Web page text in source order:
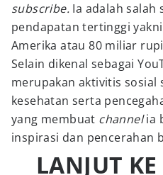
subscribe. Ia adalah salah
pendapatan tertinggi
Amerika atau 80 miliar
Selain dikenal sebagai
merupakan aktivitis sosial
kesehatan serta
yang membuat channelia
inspirasi dan pencerahan
LANJUT